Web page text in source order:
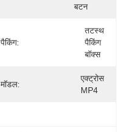
बटन
पैकिंग:
तटस्थ
पैकिंग
बॉक्स
मॉडल:
एक्ट्रोस
MP4